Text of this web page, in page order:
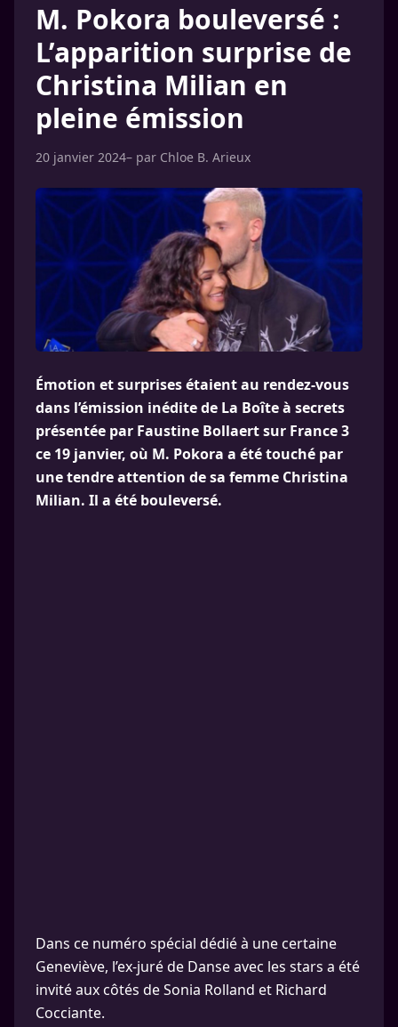
M. Pokora bouleversé :
L’apparition surprise de
Christina Milian en
pleine émission
20 janvier 2024– par Chloe B. Arieux
Émotion et surprises étaient au rendez-vous
dans l’émission inédite de La Boîte à secrets
présentée par Faustine Bollaert sur France 3
ce 19 janvier, où M. Pokora a été touché par
une tendre attention de sa femme Christina
Milian. Il a été bouleversé.
Dans ce numéro spécial dédié à une certaine
Geneviève, l’ex-juré de Danse avec les stars a été
invité aux côtés de Sonia Rolland et Richard
Cocciante.